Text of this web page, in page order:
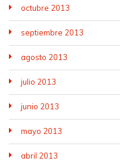
octubre 2013
septiembre 2013
agosto 2013
julio 2013
junio 2013
mayo 2013
abril 2013